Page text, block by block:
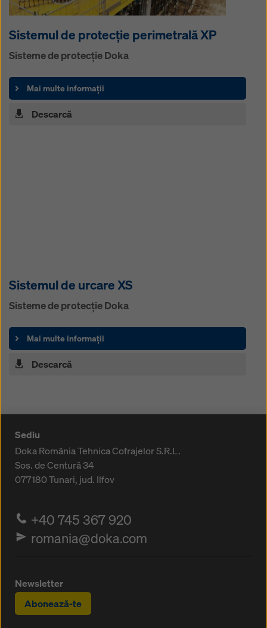
Sistemul de protecţie perimetrală XP
Sisteme de protecţie Doka
Mai multe informații
Descarcă
Sistemul de urcare XS
Sisteme de protecţie Doka
Mai multe informații
Descarcă
Sediu
Doka România Tehnica Cofrajelor S.R.L.
Sos. de Centură 34
077180Tunari, jud. Ilfov
+40 745 367 920
romania@doka.com
Newsletter
Abonează-te